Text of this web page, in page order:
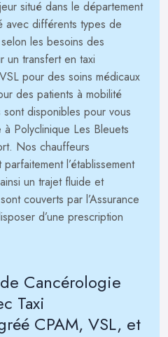
situé dans le département
différents types de
les besoins des
un transfert en taxi
pour des soins médicaux
des patients à mobilité
disponibles pour vous
Polyclinique Les Bleuets
Nos chauffeurs
l’établissement
un trajet fluide et
couverts par l’Assurance
d’une prescription
Cancérologie
Taxi
CPAM, VSL, et